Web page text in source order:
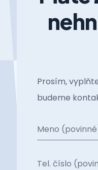
Prosím,
budeme
Meno
Tel. číslo